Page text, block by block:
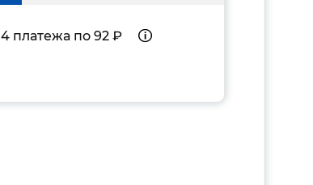
4 платежа по 92 ₽